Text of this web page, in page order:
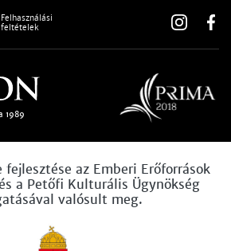
Felhasználási
feltételek
1989
fejlesztése az Emberi Erőforrások
a Petőfi Kulturális Ügynökség
valósult meg.